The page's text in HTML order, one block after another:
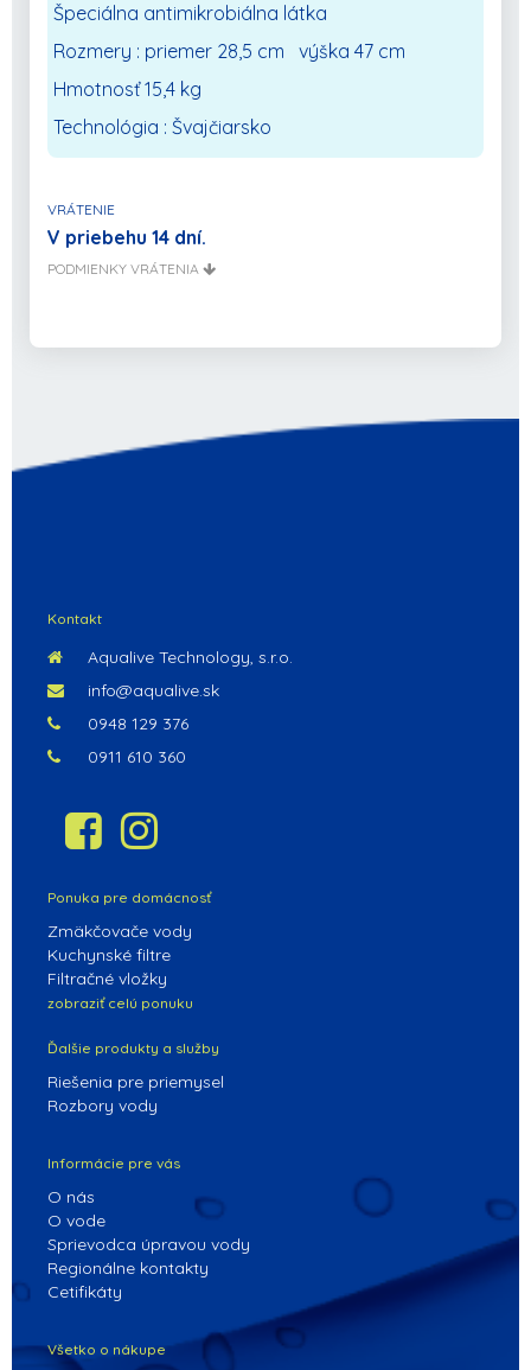
Špeciálna antimikrobiálna látka
Rozmery : priemer 28,5 cm výška 47 cm
Hmotnosť 15,4 kg
Technológia : Švajčiarsko
VRÁTENIE
V priebehu 14 dní.
PODMIENKY VRÁTENIA
Kontakt
Aqualive Technology, s.r.o.
info@aqualive.sk
0948 129 376
0911 610 360
Ponuka pre domácnosť
Zmäkčovače vody
Kuchynské filtre
Filtračné vložky
zobraziť celú ponuku
Ďalšie produkty a služby
Riešenia pre priemysel
Rozbory vody
Informácie pre vás
O nás
O vode
Sprievodca úpravou vody
Regionálne kontakty
Cetifikáty
Všetko o nákupe